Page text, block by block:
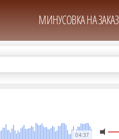
МИНУСОВКА НА ЗАКАЗ
04:37